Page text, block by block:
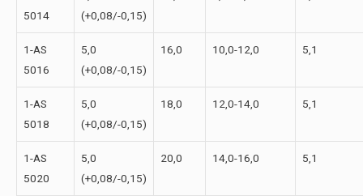
5014
(+0,08/-0,15)
1-АS
5016
5,0
(+0,08/-0,15)
16,0 10,0-12,0 5,1
1-АS
5018
5,0
(+0,08/-0,15)
18,0 12,0-14,0 5,1
1-АS
5020
5,0
(+0,08/-0,15)
20,0 14,0-16,0 5,1